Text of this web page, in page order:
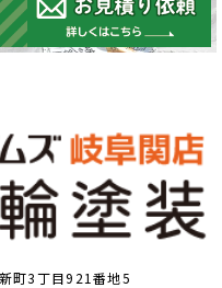
町3丁目921番地5